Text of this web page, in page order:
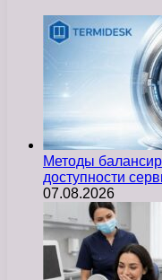
Методы
доступности
07.08.2026